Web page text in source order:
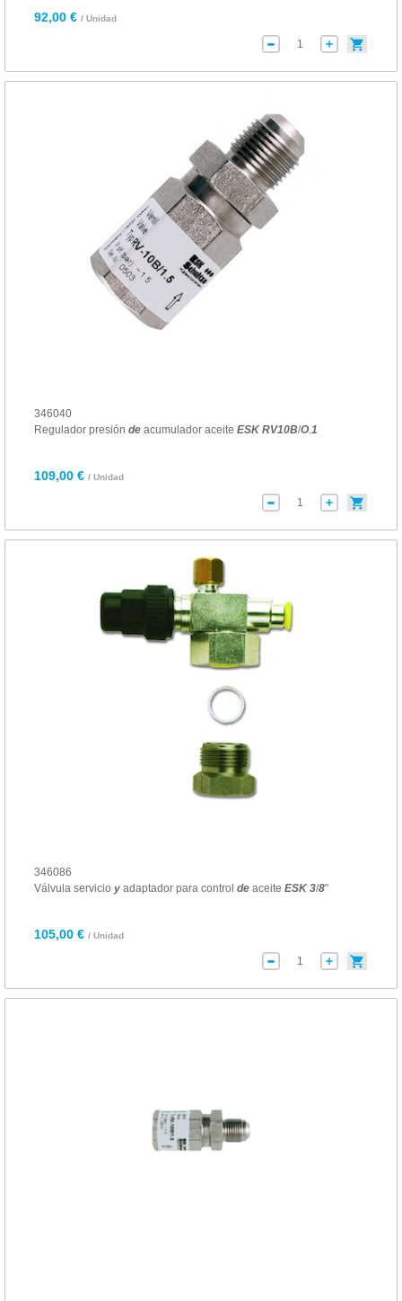
92,00 € / Unidad
346040
Regulador presión deacumulador aceite ESK RV10B/O.1
109,00 € / Unidad
346086
Válvula servicio yadaptador para control deaceite ESK 3/8"
105,00 € / Unidad